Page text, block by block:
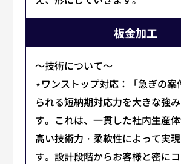
板金加工
～技術について～
⋆ワンストップ対応：「急ぎの案
られる短納期対応力を大きな強
す。これは、一貫した社内生産
高い技術力・柔軟性によって実
す。設計段階からお客様と密に